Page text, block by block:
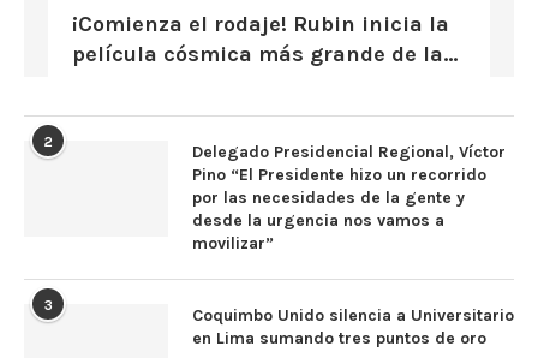
¡Comienza el rodaje! Rubin inicia la
película cósmica más grande de la...
2
Delegado Presidencial Regional, Víctor
Pino “El Presidente hizo un recorrido
por las necesidades de la gente y
desde la urgencia nos vamos a
movilizar”
3
Coquimbo Unido silencia a Universitario
en Lima sumando tres puntos de oro